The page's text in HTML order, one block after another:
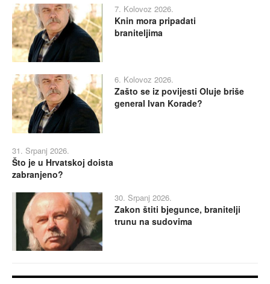
7. Kolovoz 2026.
Knin mora pripadati
braniteljima
6. Kolovoz 2026.
Zašto se iz povijesti Oluje briše
general Ivan Korade?
31. Srpanj 2026.
Što je u Hrvatskoj doista
zabranjeno?
30. Srpanj 2026.
Zakon štiti bjegunce, branitelji
trunu na sudovima